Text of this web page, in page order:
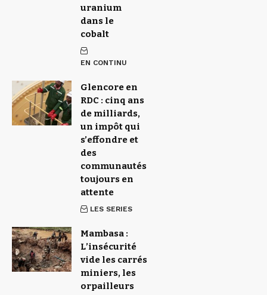
uranium
dans le
cobalt
EN CONTINU
Glencore en
RDC : cinq ans
de milliards,
un impôt qui
s’effondre et
des
communautés
toujours en
attente
LES SERIES
Mambasa :
L’insécurité
vide les carrés
miniers, les
orpailleurs